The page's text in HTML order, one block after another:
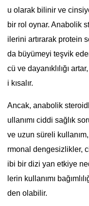
u olarak bilinir ve
bir rol oynar. Anabolik
ilerini artırarak protein
da büyümeyi teşvik
cü ve dayanıklılığı
i kısalır.
Ancak, anabolik
ullanımı ciddi sağlık
ve uzun süreli
rmonal dengesizlikler,
ibi bir dizi yan etkiye
lerin kullanımı
den olabilir.